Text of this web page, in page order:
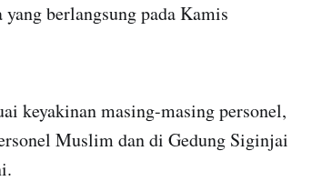
berlangsung pada Kamis
keyakinan masing-masing personel,
Muslim dan di Gedung Siginjai